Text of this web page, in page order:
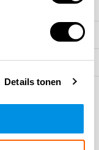
Details tonen